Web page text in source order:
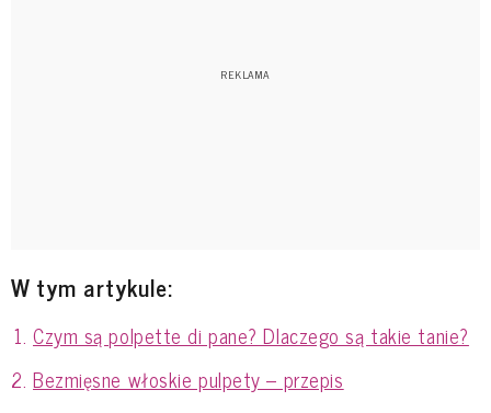
W tym artykule:
Czym są polpette di pane? Dlaczego są takie tanie?
Bezmięsne włoskie pulpety – przepis